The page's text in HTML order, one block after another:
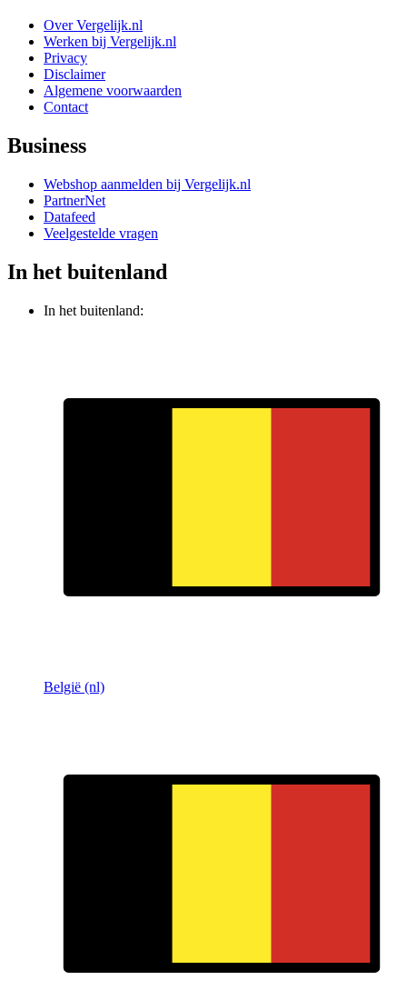
Over Vergelijk.nl
Werken bij Vergelijk.nl
Privacy
Disclaimer
Algemene voorwaarden
Contact
Business
Webshop aanmelden bij Vergelijk.nl
PartnerNet
Datafeed
Veelgestelde vragen
In het buitenland
In het buitenland:
België (nl)